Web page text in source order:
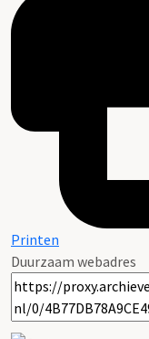
Printen
Duurzaam webadres